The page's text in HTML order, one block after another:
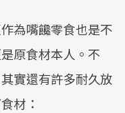
為嘴饞零食也是不
原食材本人。不
實還有許多耐久放
材：